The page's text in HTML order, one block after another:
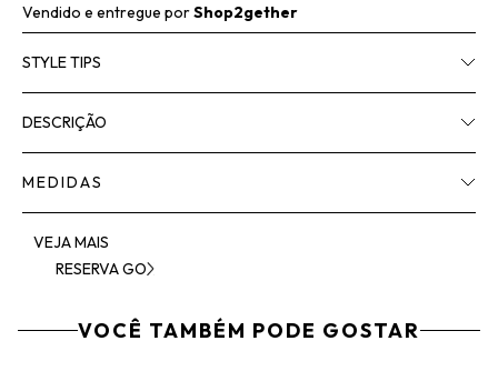
Vendido e entregue porShop2gether
STYLE TIPS
DESCRIÇÃO
MEDIDAS
VEJA MAIS
RESERVA GO
VOCÊ TAMBÉM PODE GOSTAR